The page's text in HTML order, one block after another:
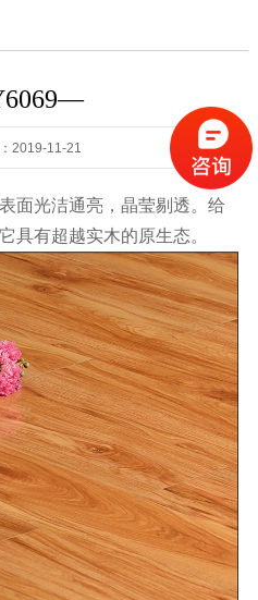
2019-11-21
面光洁通亮，晶莹剔透。给
具有超越实木的原生态。